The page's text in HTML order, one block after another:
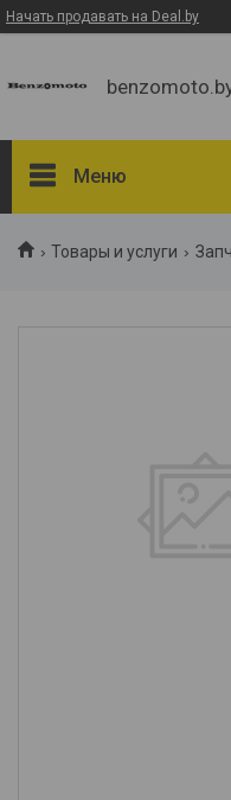
Начать продавать на Deal.by
Меню
Товары и услуги